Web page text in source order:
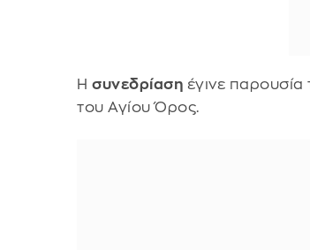
Ησυνεδρίαση έγινε
του Αγίου Όρος.